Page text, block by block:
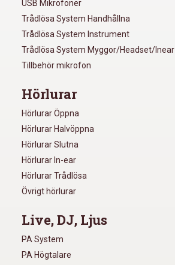
USB Mikrofoner
Trådlösa System Handhållna
Trådlösa System Instrument
Trådlösa System Myggor/Headset/Inear
Tillbehör mikrofon
Hörlurar
Hörlurar Öppna
Hörlurar Halvöppna
Hörlurar Slutna
Hörlurar In-ear
Hörlurar Trådlösa
Övrigt hörlurar
Live, DJ, Ljus
PA System
PA Högtalare